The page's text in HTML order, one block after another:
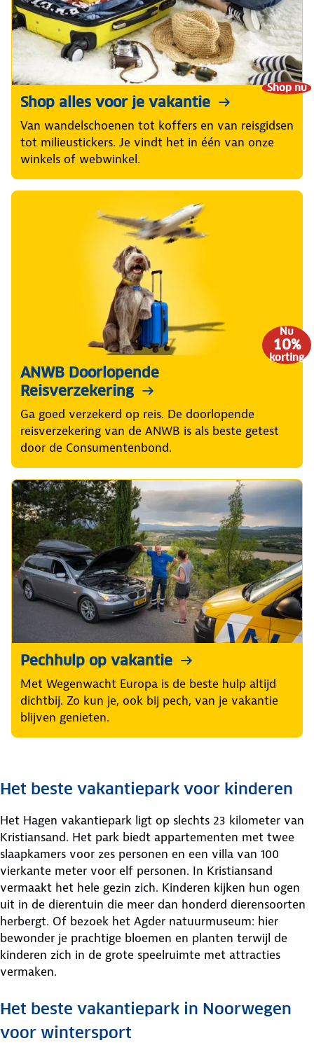
Shop nu
Shop alles voor je vakantie
Van wandelschoenen tot koffers en van reisgidsen
tot milieustickers. Je vindt het in één van onze
winkels of webwinkel.
Nu
10%
korting
ANWB Doorlopende
Reisverzekering
Ga goed verzekerd op reis. De doorlopende
reisverzekering van de ANWB is als beste getest
door de Consumentenbond.
Pechhulp op vakantie
Met Wegenwacht Europa is de beste hulp altijd
dichtbij. Zo kun je, ook bij pech, van je vakantie
blijven genieten.
Het beste vakantiepark voor kinderen
Het Hagen vakantiepark ligt op slechts 23 kilometer van
Kristiansand. Het park biedt appartementen met twee
slaapkamers voor zes personen en een villa van 100
vierkante meter voor elf personen. In Kristiansand
vermaakt het hele gezin zich. Kinderen kijken hun ogen
uit in de dierentuin die meer dan honderd dierensoorten
herbergt. Of bezoek het Agder natuurmuseum: hier
bewonder je prachtige bloemen en planten terwijl de
kinderen zich in de grote speelruimte met attracties
vermaken.
Het beste vakantiepark in Noorwegen
voor wintersport